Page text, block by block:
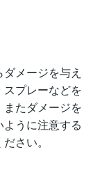
メージを与え
プレーなどを
たダメージを
うに注意する
さい。